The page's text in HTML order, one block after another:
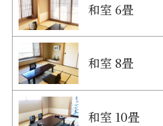
和室 6畳
和室 8畳
和室 10畳